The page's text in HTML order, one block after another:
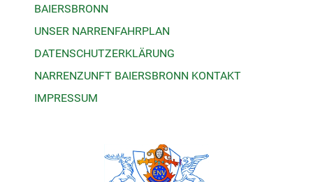
BAIERSBRONN
UNSER NARRENFAHRPLAN
DATENSCHUTZERKLÄRUNG
NARRENZUNFT BAIERSBRONN KONTAKT
IMPRESSUM